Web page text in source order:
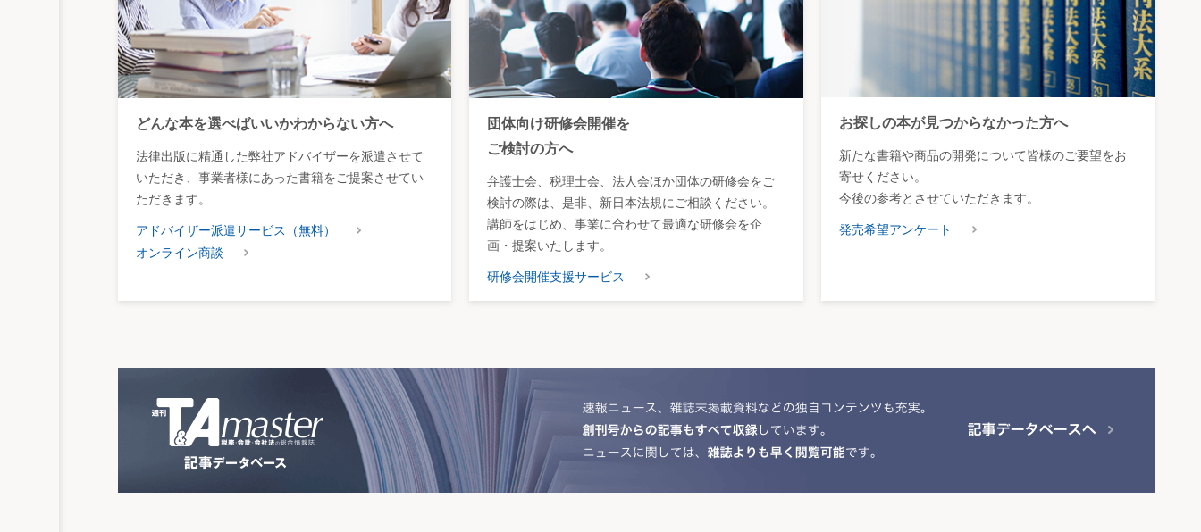
どんな本を選べばいいかわからない方へ
法律出版に精通した弊社アドバイザーを派遣させて
いただき、事業者様にあった書籍をご提案させてい
ただきます。
アドバイザー派遣サービス（無料）
オンライン商談
団体向け研修会開催を
ご検討の方へ
弁護士会、税理士会、法人会ほか団体の研修会をご
検討の際は、是非、新日本法規にご相談ください。
講師をはじめ、事業に合わせて最適な研修会を企
画・提案いたします。
研修会開催支援サービス
お探しの本が見つからなかった方へ
新たな書籍や商品の開発について皆様のご要望をお
寄せください。
今後の参考とさせていただきます。
発売希望アンケート